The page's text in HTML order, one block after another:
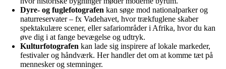
Dyre- og fuglefotografen kan søge mod nationalparker og
naturreservater – fx Vadehavet, hvor trækfuglene skaber
spektakulære scener, eller safariområder i Afrika, hvor du kan
øve dig i at fange bevægelse og udtryk.
Kulturfotografen kan lade sig inspirere af lokale markeder,
festivaler og håndværk. Her handler det om at komme tæt på
mennesker og stemninger.